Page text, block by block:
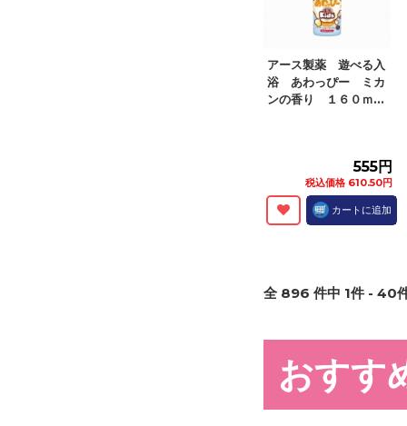
アース製薬 遊べる入
浴 あわっぴー ミカ
ンの香り １６０ｍ...
555円
税込価格 610.50円
カートに追加
全 896 件中 1件 - 40
おすす